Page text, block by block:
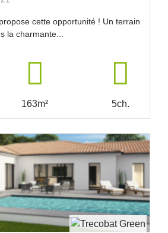
cette opportunité ! Un terrain
la charmante...
163m² 5ch.